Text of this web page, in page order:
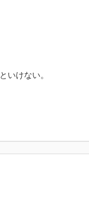
いけない。